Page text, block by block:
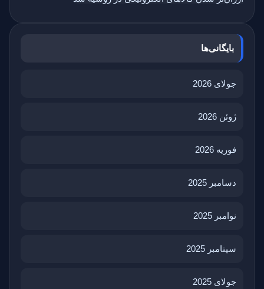
بایگانی‌ها
جولای 2026
ژوئن 2026
فوریه 2026
دسامبر 2025
نوامبر 2025
سپتامبر 2025
جولای 2025